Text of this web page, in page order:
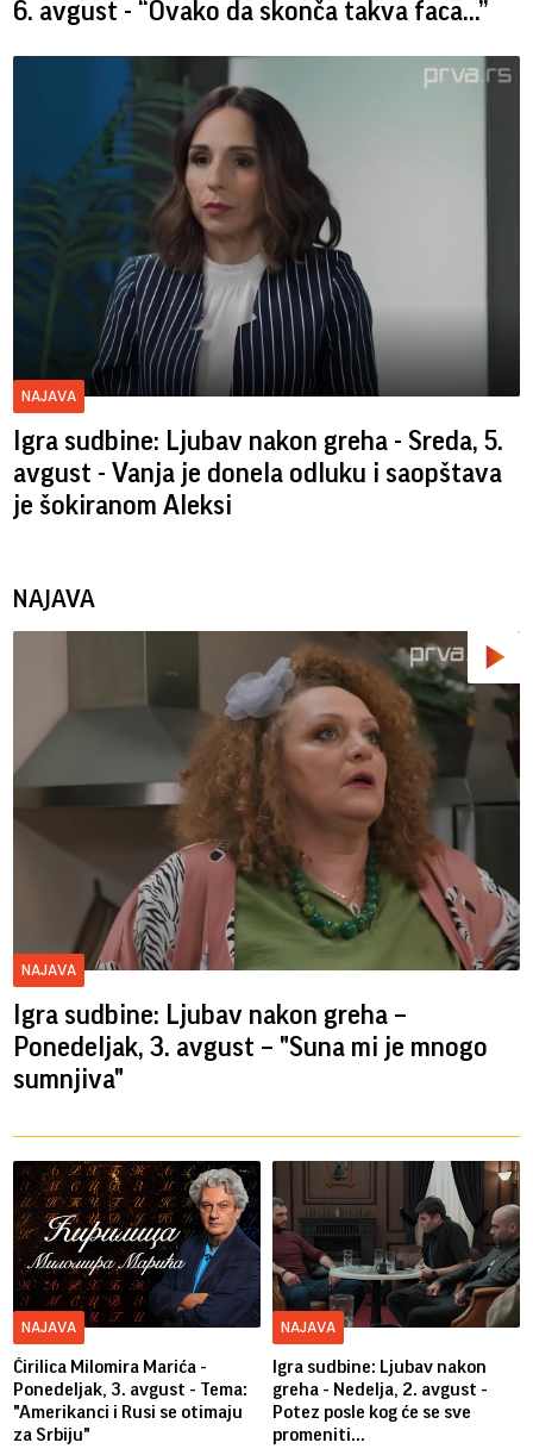
6. avgust - “Ovako da skonča takva faca…”
NAJAVA
Igra sudbine: Ljubav nakon greha - Sreda, 5.
avgust - Vanja je donela odluku i saopštava
je šokiranom Aleksi
NAJAVA
NAJAVA
Igra sudbine: Ljubav nakon greha –
Ponedeljak, 3. avgust – "Suna mi je mnogo
sumnjiva"
NAJAVA
Ćirilica Milomira Marića -
Ponedeljak, 3. avgust - Tema:
"Amerikanci i Rusi se otimaju
za Srbiju"
NAJAVA
Igra sudbine: Ljubav nakon
greha - Nedelja, 2. avgust -
Potez posle kog će se sve
promeniti...